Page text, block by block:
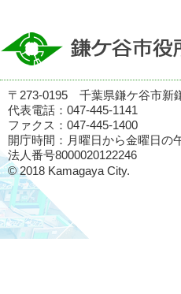
〒273-0195 千葉県鎌ケ谷市新
代表電話：047-445-1141
ファクス：047-445-1400
開庁時間：月曜日から金曜日の
法人番号8000020122246
© 2018 Kamagaya City.